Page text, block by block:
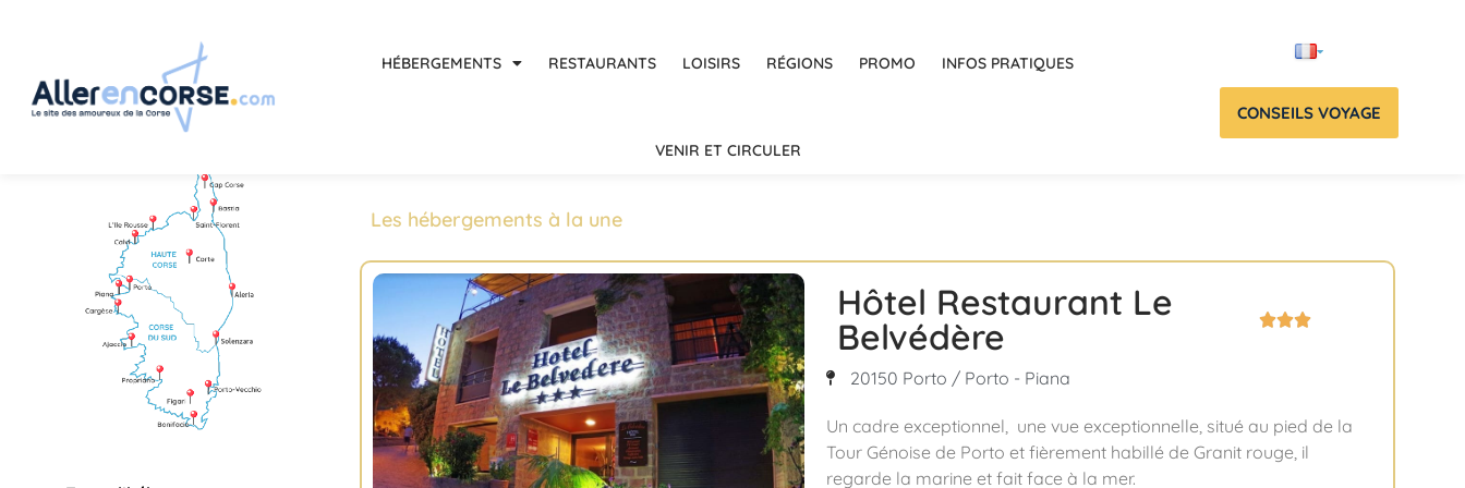
HÉBERGEMENTS RESTAURANTS LOISIRS RÉGIONS PROMO INFOS PRATIQUES
VENIR ET CIRCULER
CONSEILS VOYAGE
Les hébergements à la une
Hôtel Restaurant Le
Belvédère

20150 Porto / Porto - Piana
Un cadre exceptionnel, une vue exceptionnelle, situé au pied de la
Tour Génoise de Porto et fièrement habillé de Granit rouge, il
regarde la marine et fait face à la mer.